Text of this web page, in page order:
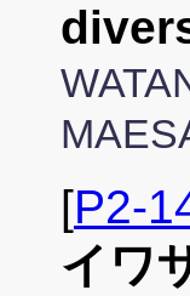
[P2-
イワ